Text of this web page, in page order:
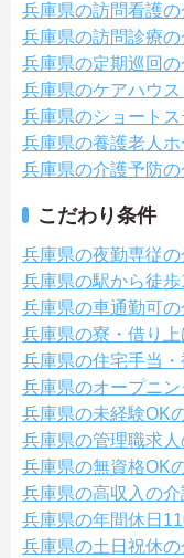
兵庫県の訪問看護の
兵庫県の訪問診療の
兵庫県の定期巡回の
兵庫県のケアハウ
兵庫県のショートス
兵庫県の養護老人ホ
兵庫県の介護予防の
こだわり条件
兵庫県の夜勤専従の
兵庫県の駅から徒
兵庫県の車通勤可の
兵庫県の寮・借り
兵庫県の住宅手当
兵庫県のオープニ
兵庫県の未経験OK
兵庫県の管理職求
兵庫県の無資格OK
兵庫県の高収入の介
兵庫県の年間休日
兵庫県の土日祝休の